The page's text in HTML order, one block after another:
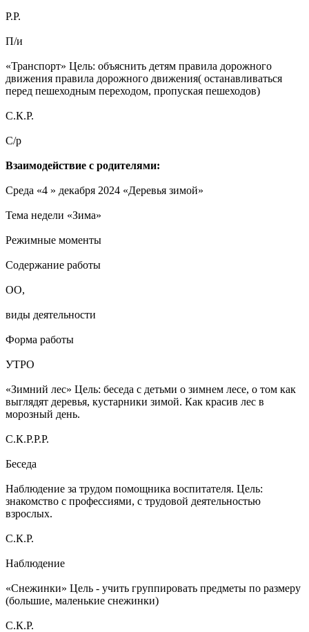
Р.Р.
П/и
«Транспорт» Цель: объяснить детям правила дорожного
движения правила дорожного движения( останавливаться
перед пешеходным переходом, пропуская пешеходов)
С.К.Р.
С/р
Взаимодействие с родителями:
Среда «4 » декабря 2024 «Деревья зимой»
Тема недели «Зима»
Режимные моменты
Содержание работы
ОО,
виды деятельности
Форма работы
УТРО
«Зимний лес» Цель: беседа с детьми о зимнем лесе, о том как
выглядят деревья, кустарники зимой. Как красив лес в
морозный день.
С.К.Р.Р.Р.
Беседа
Наблюдение за трудом помощника воспитателя. Цель:
знакомство с профессиями, с трудовой деятельностью
взрослых.
С.К.Р.
Наблюдение
«Снежинки» Цель - учить группировать предметы по размеру
(большие, маленькие снежинки)
С.К.Р.